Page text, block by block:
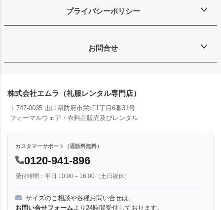
プライバシーポリシー
お問合せ
株式会社エムラ（礼服レンタル専門店）
〒747-0035 山口県防府市栄町1丁目6番31号
フォーマルウェア・衣料品販売及びレンタル
カスタマーサポート（通話料無料）
0120-941-896
受付時間：平日 10:00～16:00（土日祝休）
サイズのご相談や各種お問い合せは、
お問い合せフォーム より24時間受付しております。